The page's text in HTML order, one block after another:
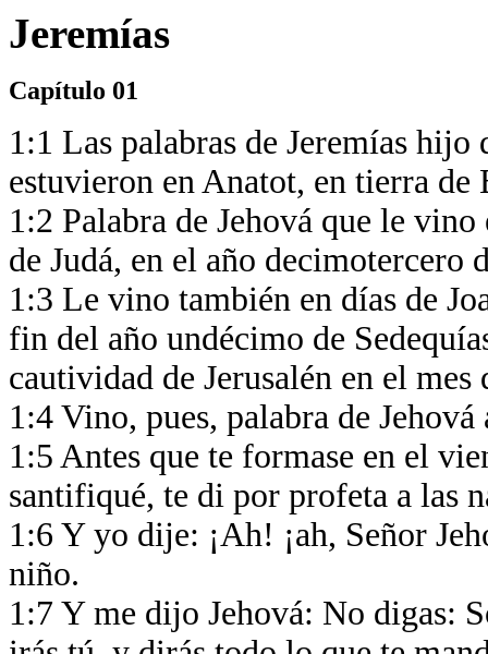
Jeremías
Capítulo 01
1:1 Las palabras de Jeremías
estuvieron en Anatot, en tierra
1:2 Palabra de Jehová que le
de Judá, en el año decimotercero
1:3 Le vino también en días de
fin del año undécimo de
cautividad de Jerusalén en el
1:4 Vino, pues, palabra de
1:5 Antes que te formase en el
santifiqué, te di por profeta a las
1:6 Y yo dije: ¡Ah! ¡ah, Señor
niño.
1:7 Y me dijo Jehová: No digas: